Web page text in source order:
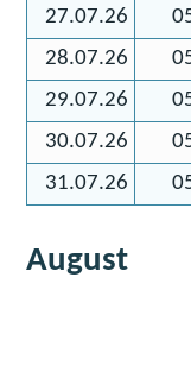
27.07.26
28.07.26
29.07.26
30.07.26
31.07.26
August